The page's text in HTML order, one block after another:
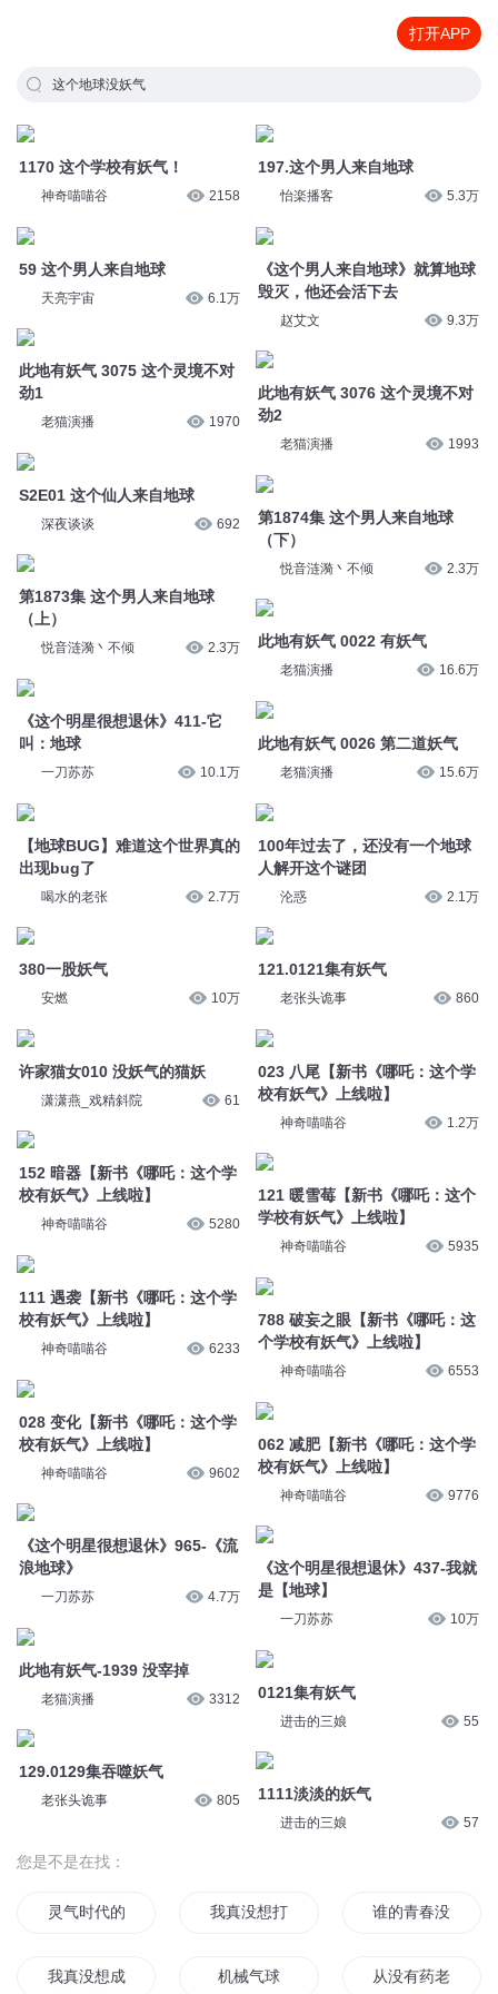
打开APP
这个地球没妖气
1170 这个学校有妖气！
神奇喵喵谷 2158
59 这个男人来自地球
天亮宇宙 6.1万
此地有妖气 3075 这个灵境不对
劲1
老猫演播 1970
S2E01 这个仙人来自地球
深夜谈谈 692
第1873集 这个男人来自地球
（上）
悦音涟漪丶不倾 2.3万
《这个明星很想退休》411-它
叫：地球
一刀苏苏 10.1万
【地球BUG】难道这个世界真的
出现bug了
喝水的老张 2.7万
380一股妖气
安燃 10万
许家猫女010 没妖气的猫妖
潇潇燕_戏精斜院 61
152 暗器【新书《哪吒：这个学
校有妖气》上线啦】
神奇喵喵谷 5280
111 遇袭【新书《哪吒：这个学
校有妖气》上线啦】
神奇喵喵谷 6233
028 变化【新书《哪吒：这个学
校有妖气》上线啦】
神奇喵喵谷 9602
《这个明星很想退休》965-《流
浪地球》
一刀苏苏 4.7万
此地有妖气-1939 没宰掉
老猫演播 3312
129.0129集吞噬妖气
老张头诡事 805
197.这个男人来自地球
怡楽播客 5.3万
《这个男人来自地球》就算地球
毁灭，他还会活下去
赵艾文 9.3万
此地有妖气 3076 这个灵境不对
劲2
老猫演播 1993
第1874集 这个男人来自地球
（下）
悦音涟漪丶不倾 2.3万
此地有妖气 0022 有妖气
老猫演播 16.6万
此地有妖气 0026 第二道妖气
老猫演播 15.6万
100年过去了，还没有一个地球
人解开这个谜团
沦惑 2.1万
121.0121集有妖气
老张头诡事 860
023 八尾【新书《哪吒：这个学
校有妖气》上线啦】
神奇喵喵谷 1.2万
121 暖雪莓【新书《哪吒：这个
学校有妖气》上线啦】
神奇喵喵谷 5935
788 破妄之眼【新书《哪吒：这
个学校有妖气》上线啦】
神奇喵喵谷 6553
062 减肥【新书《哪吒：这个学
校有妖气》上线啦】
神奇喵喵谷 9776
《这个明星很想退休》437-我就
是【地球】
一刀苏苏 10万
0121集有妖气
进击的三娘 55
1111淡淡的妖气
进击的三娘 57
您是不是在找：
灵气时代的全球冠军 我真没想打爆地球啊 谁的青春没二过
我真没想成神啊 机械气球 从没有药老开始